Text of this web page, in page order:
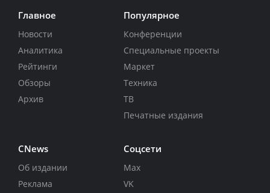
Главное
Новости
Аналитика
Рейтинги
Обзоры
Архив
Популярное
Конференции
Специальные проекты
Маркет
Техника
ТВ
Печатные издания
CNews
Об издании
Реклама
Соцсети
Max
VK